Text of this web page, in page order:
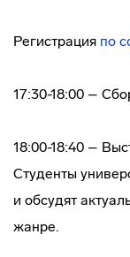
Регистрация по
17:30-18:00 –
18:00-18:40 –
Студенты
и обсудят
жанре.